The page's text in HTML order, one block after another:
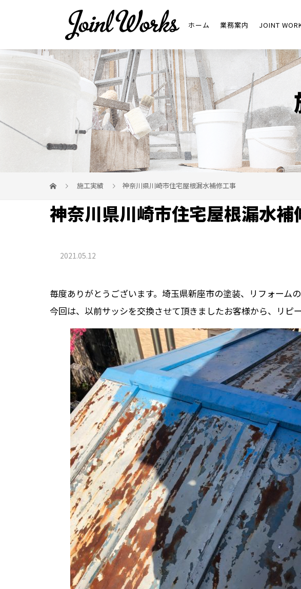
ホーム 業務案内 JOINT
施工実績 神奈川県川崎市住宅屋根漏水補修工事
神奈川県川崎市住宅屋根漏水補
2021.05.12
毎度ありがとうございます。埼玉県新座市の塗装、リフォーム
今回は、以前サッシを交換させて頂きましたお客様から、リ